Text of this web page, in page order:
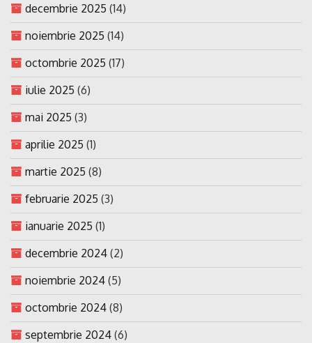
decembrie 2025 (14)
noiembrie 2025 (14)
octombrie 2025 (17)
iulie 2025 (6)
mai 2025 (3)
aprilie 2025 (1)
martie 2025 (8)
februarie 2025 (3)
ianuarie 2025 (1)
decembrie 2024 (2)
noiembrie 2024 (5)
octombrie 2024 (8)
septembrie 2024 (6)